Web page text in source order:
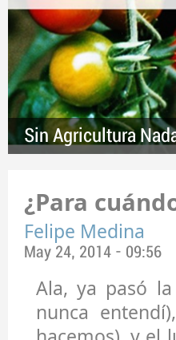
Sin Agricultura
¿Para
Felipe Medina
May 24, 2014 - 09:56
Ala, ya pasó
nunca entendí),